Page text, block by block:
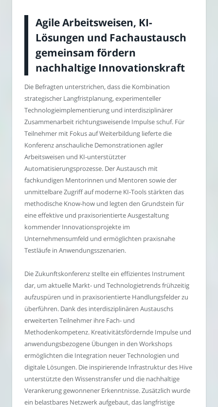
Agile Arbeitsweisen, KI-
Lösungen und Fachaustausch
gemeinsam fördern
nachhaltige Innovationskraft
Die Befragten unterstrichen, dass die Kombination
strategischer Langfristplanung, experimenteller
Technologieimplementierung und interdisziplinärer
Zusammenarbeit richtungsweisende Impulse schuf. Für
Teilnehmer mit Fokus auf Weiterbildung lieferte die
Konferenz anschauliche Demonstrationen agiler
Arbeitsweisen und KI-unterstützter
Automatisierungsprozesse. Der Austausch mit
fachkundigen Mentorinnen und Mentoren sowie der
unmittelbare Zugriff auf moderne KI-Tools stärkten das
methodische Know-how und legten den Grundstein für
eine effektive und praxisorientierte Ausgestaltung
kommender Innovationsprojekte im
Unternehmensumfeld und ermöglichten praxisnahe
Testläufe in Anwendungsszenarien.
Die Zukunftskonferenz stellte ein effizientes Instrument
dar, um aktuelle Markt- und Technologietrends frühzeitig
aufzuspüren und in praxisorientierte Handlungsfelder zu
überführen. Dank des interdisziplinären Austauschs
erweiterten Teilnehmer ihre Fach- und
Methodenkompetenz. Kreativitätsfördernde Impulse und
anwendungsbezogene Übungen in den Workshops
ermöglichten die Integration neuer Technologien und
digitale Lösungen. Die inspirierende Infrastruktur des Hive
unterstützte den Wissenstransfer und die nachhaltige
Verankerung gewonnener Erkenntnisse. Zusätzlich wurde
ein belastbares Netzwerk aufgebaut, das langfristige